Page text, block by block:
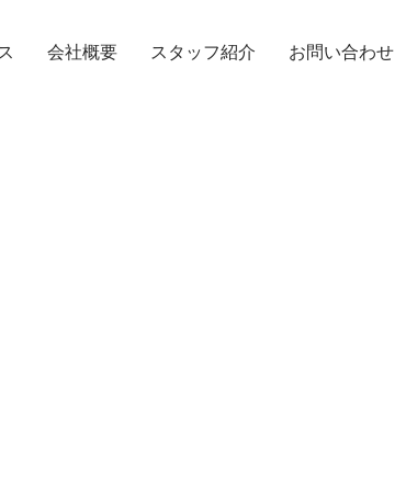
会社概要 スタッフ紹介 お問い合わせ